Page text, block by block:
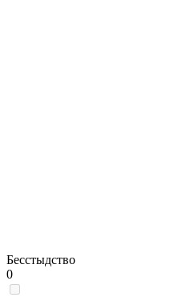
Бесстыдство
0